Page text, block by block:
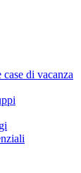
di vacanza